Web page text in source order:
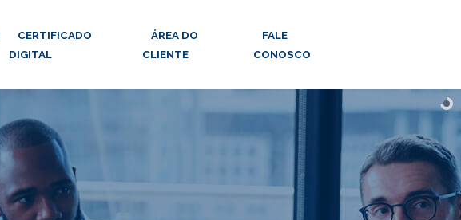
CERTIFICADO
DIGITAL
ÁREA DO
CLIENTE
FALE
CONOSCO